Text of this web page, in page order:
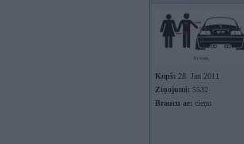
Kopš: 28. Jan 2011
Ziņojumi: 5532
Braucu ar: cieņu